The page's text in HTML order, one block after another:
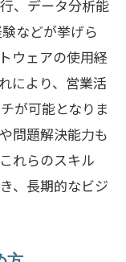
、データ分析能
などが挙げら
ウェアの使用経
により、営業活
が可能となりま
問題解決能力も
れらのスキル
、長期的なビジ